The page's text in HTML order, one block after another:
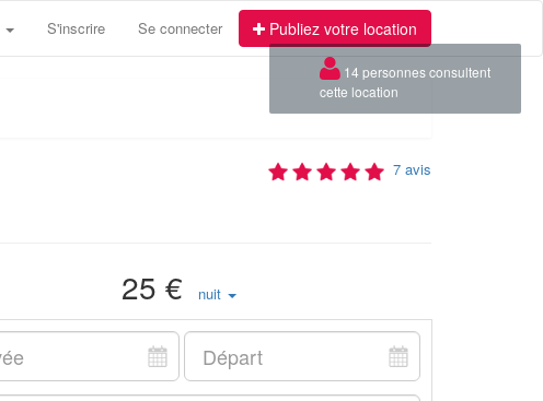
S'inscrire Se connecter Publiez votre location
7 avis
25 € nuit
×
14 personnes consultent
cette location